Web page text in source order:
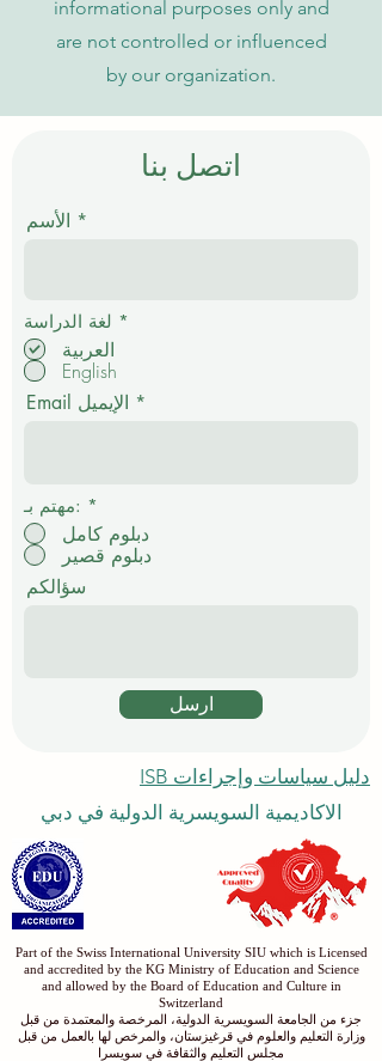
informational purposes only and
are not controlled or influenced
by our organization.
اتصل بنا
الأسم
لغة الدراسة *
م
العربية
English
Email الإيميل
مهتم بـ: *
دبلوم كامل
دبلوم قصير
سؤالكم
ارسل
دليل سياسات وإجراءات ISB
الاكاديمية السويسرية الدولية في دبي
Part of the Swiss International University SIU which is Licensed
and accredited by the KG Ministry of Education and Science
and allowed by the Board of Education and Culture in
Switzerland
جزء من الجامعة السويسرية الدولية، المرخصة والمعتمدة من قبل
وزارة التعليم والعلوم في قرغيزستان، والمرخص لها بالعمل من قبل
مجلس التعليم والثقافة في سويسرا